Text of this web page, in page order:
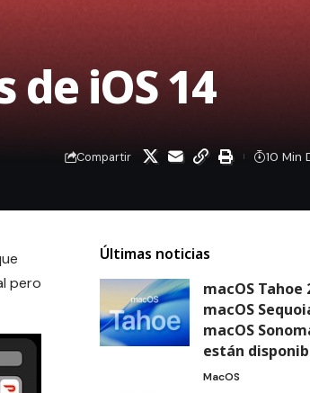
iOS 14
Compartir 10 Min
pero
Últimas noticias
macOS Tahoe
macOS
macOS
están
MacOS